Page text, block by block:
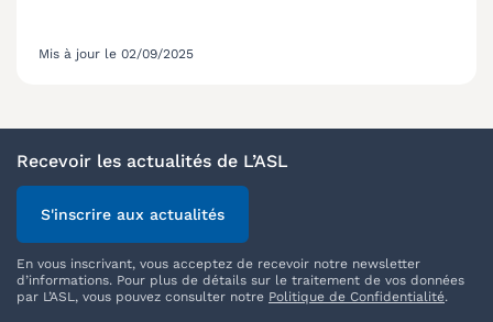
Mis à jour le 02/09/2025
Recevoir les actualités de L’ASL
S'inscrire aux actualités
En vous inscrivant, vous acceptez de recevoir notre newsletter
d’informations. Pour plus de détails sur le traitement de vos données
par L’ASL, vous pouvez consulter notre Politique de Confidentialité.